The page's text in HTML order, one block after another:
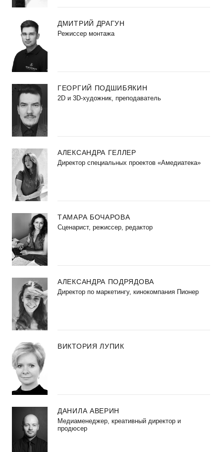
ДМИТРИЙ ДРАГУН
Режиссер монтажа
ГЕОРГИЙ ПОДШИБЯКИН
2D и 3D-художник, преподаватель
АЛЕКСАНДРА ГЕЛЛЕР
Директор специальных проектов «Амедиатека»
ТАМАРА БОЧАРОВА
Сценарист, режиссер, редактор
АЛЕКСАНДРА ПОДРЯДОВА
Директор по маркетингу, кинокомпания Пионер
ВИКТОРИЯ ЛУПИК
ДАНИЛА АВЕРИН
Медиаменеджер, креативный директор и
продюсер